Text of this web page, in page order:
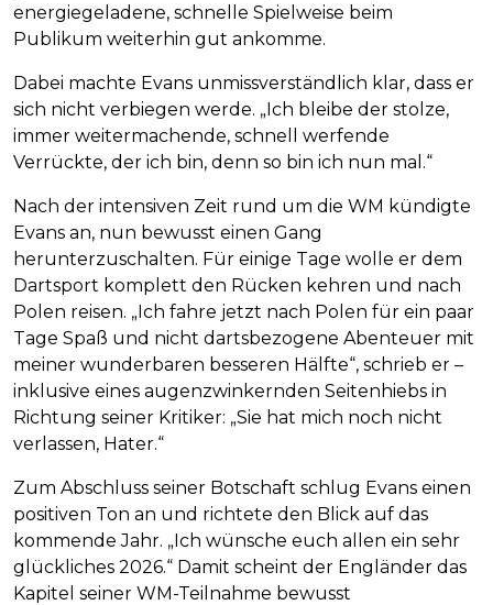
energiegeladene, schnelle Spielweise beim
Publikum weiterhin gut ankomme.
Dabei machte Evans unmissverständlich klar, dass er
sich nicht verbiegen werde. „Ich bleibe der stolze,
immer weitermachende, schnell werfende
Verrückte, der ich bin, denn so bin ich nun mal.“
Nach der intensiven Zeit rund um die WM kündigte
Evans an, nun bewusst einen Gang
herunterzuschalten. Für einige Tage wolle er dem
Dartsport komplett den Rücken kehren und nach
Polen reisen. „Ich fahre jetzt nach Polen für ein paar
Tage Spaß und nicht dartsbezogene Abenteuer mit
meiner wunderbaren besseren Hälfte“, schrieb er –
inklusive eines augenzwinkernden Seitenhiebs in
Richtung seiner Kritiker: „Sie hat mich noch nicht
verlassen, Hater.“
Zum Abschluss seiner Botschaft schlug Evans einen
positiven Ton an und richtete den Blick auf das
kommende Jahr. „Ich wünsche euch allen ein sehr
glückliches 2026.“ Damit scheint der Engländer das
Kapitel seiner WM-Teilnahme bewusst